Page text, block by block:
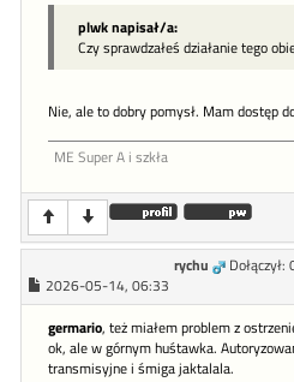
plwk napisał/a:
Czy sprawdzałeś działanie tego
Nie, ale to dobry pomysł. Mam dostęp
ME Super A i szkła
rychu
2026-05-14, 06:33
germario, też miałem problem z
ok, ale w górnym huśtawka.
transmisyjne i śmiga jaktalala.